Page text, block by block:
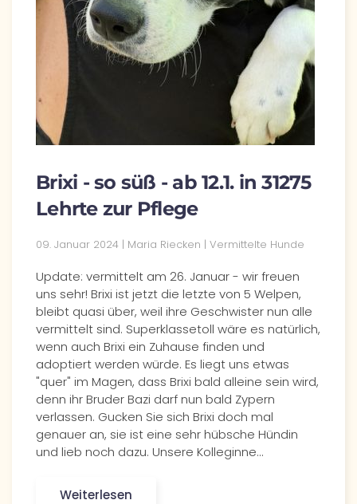
Brixi - so süß - ab 12.1. in 31275
Lehrte zur Pflege
09. Januar 2024 | Maria Riecken | Vermittelte Hunde
Update: vermittelt am 26. Januar - wir freuen
uns sehr! Brixi ist jetzt die letzte von 5 Welpen,
bleibt quasi über, weil ihre Geschwister nun alle
vermittelt sind. Superklassetoll wäre es natürlich,
wenn auch Brixi ein Zuhause finden und
adoptiert werden würde. Es liegt uns etwas
"quer" im Magen, dass Brixi bald alleine sein wird,
denn ihr Bruder Bazi darf nun bald Zypern
verlassen. Gucken Sie sich Brixi doch mal
genauer an, sie ist eine sehr hübsche Hündin
und lieb noch dazu. Unsere Kolleginne…
Weiterlesen